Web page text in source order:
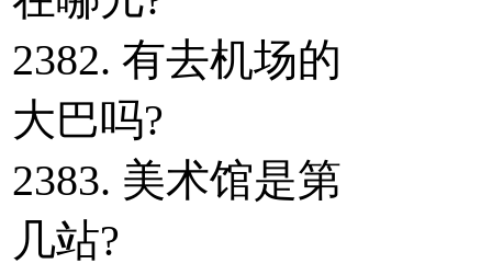
2382. 有去机场的
大巴吗?
2383. 美术馆是第
几站?